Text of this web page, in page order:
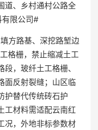
道、乡村通村公路全
限公司#
方路基、深挖路堑边
格栅，禁止缩减土工
，玻纤土工格栅、
面反射裂缝；山区临
护替代传统砖石护
工材料需适配云南红
况，外地非标参数材